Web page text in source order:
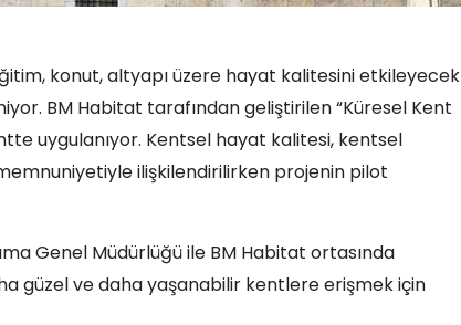
konut, altyapı üzere hayat kalitesini etkileyecek
BM Habitat tarafından geliştirilen “Küresel Kent
uygulanıyor. Kentsel hayat kalitesi, kentsel
ilişkilendirilirken projenin pilot
Genel Müdürlüğü ile BM Habitat ortasında
güzel ve daha yaşanabilir kentlere erişmek için